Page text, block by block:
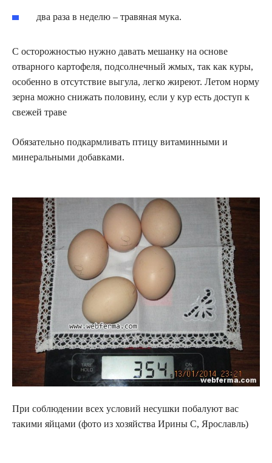
два раза в неделю – травяная мука.
С осторожностью нужно давать мешанку на основе
отварного картофеля, подсолнечный жмых, так как куры,
особенно в отсутствие выгула, легко жиреют. Летом норму
зерна можно снижать половину, если у кур есть доступ к
свежей траве
Обязательно подкармливать птицу витаминными и
минеральными добавками.
При соблюдении всех условий несушки побалуют вас
такими яйцами (фото из хозяйства Ирины С, Ярославль)